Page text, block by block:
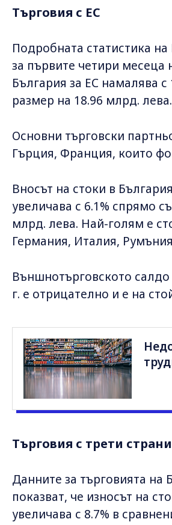
Търговия с ЕС
Подробната статистика
за първите четири месеца
България за ЕС намалява
размер на 18.96 млрд. лева.
Основни търговски
Гърция, Франция, които
Вносът на стоки в
увеличава с 6.1% спрямо
млрд. лева. Най-голям е
Германия, Италия,
Външнотърговското
г. е отрицателно и е на
Търговия с трети страни
Данните за търговията на
показват, че износът на
увеличава с 8.7% в